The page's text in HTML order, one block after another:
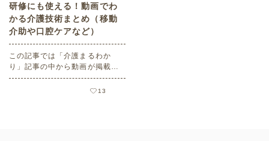
研修にも使える！動画でわ
かる介護技術まとめ（移動
介助や口腔ケアなど）
この記事では「介護まるわか
り」記事の中から動画が掲載さ
れている記事をご紹介します。
13